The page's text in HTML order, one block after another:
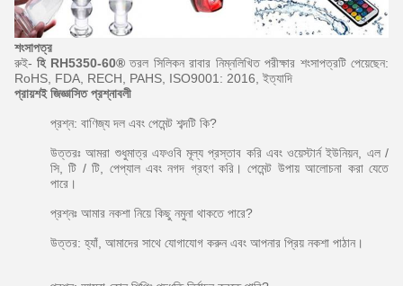
শংসাপত্র
রুই-হি RH5350-60®তরল সিলিকন রাবার নিম্নলিখিত পরীক্ষার শংসাপত্রটি পেয়েছেন:
RoHS, FDA, RECH, PAHS, ISO9001: 2016, ইত্যাদি
প্রায়শই জিজ্ঞাসিত প্রশ্নাবলী
প্রশ্ন: বাণিজ্য দল এবং পেমেন্ট শব্দটি কি?
উত্তরঃ আমরা শুধুমাত্র এফওবি মূল্য প্রস্তাব করি এবং ওয়েস্টার্ন ইউনিয়ন, এল /
সি, টি / টি, পেপ্যাল ​​এবং নগদ গ্রহণ করি। পেমেন্ট উপায় আলোচনা করা যেতে
পারে।
প্রশ্নঃ আমার নকশা নিয়ে কিছু নমুনা থাকতে পারে?
উত্তর: হ্যাঁ, আমাদের সাথে যোগাযোগ করুন এবং আপনার প্রিয় নকশা পাঠান।